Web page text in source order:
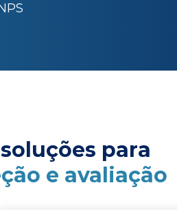
para
e avaliação